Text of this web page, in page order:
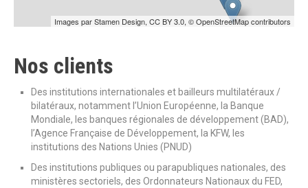
Images parStamen Design, CC BY 3.0, © OpenStreetMap contributors
Nos clients
Des institutions internationales et bailleurs multilatéraux /
bilatéraux, notamment l’Union Européenne, la Banque
Mondiale, les banques régionales de développement (BAD),
l’Agence Française de Développement, la KFW, les
institutions des Nations Unies (PNUD)
Des institutions publiques ou parapubliques nationales, des
ministères sectoriels, des Ordonnateurs Nationaux du FED,